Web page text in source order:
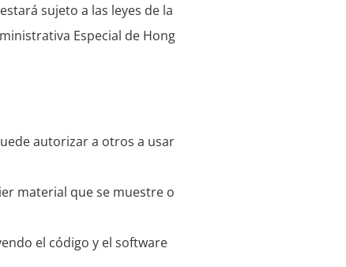
sujeto a las leyes de la
Especial de Hong
autorizar a otros a usar
material que se muestre o
el código y el software